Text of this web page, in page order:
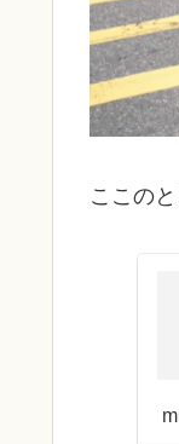
ここの